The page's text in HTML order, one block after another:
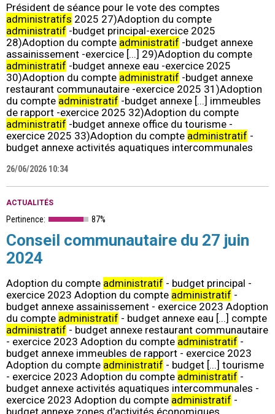
Président de séance pour le vote des comptes
administratifs 2025 27)Adoption du compte
administratif -budget principal-exercice 2025
28)Adoption du compte administratif -budget annexe
assainissement -exercice [...] 29)Adoption du compte
administratif -budget annexe eau -exercice 2025
30)Adoption du compte administratif -budget annexe
restaurant communautaire -exercice 2025 31)Adoption
du compte administratif -budget annexe [...] immeubles
de rapport -exercice 2025 32)Adoption du compte
administratif -budget annexe office du tourisme -
exercice 2025 33)Adoption du compte administratif -
budget annexe activités aquatiques intercommunales
26/06/2026 10:34
ACTUALITÉS
Pertinence: 87%
Conseil communautaire du 27 juin
2024
Adoption du compte administratif - budget principal -
exercice 2023 Adoption du compte administratif -
budget annexe assainissement - exercice 2023 Adoption
du compte administratif - budget annexe eau [...] compte
administratif - budget annexe restaurant communautaire
- exercice 2023 Adoption du compte administratif -
budget annexe immeubles de rapport - exercice 2023
Adoption du compte administratif - budget [...] tourisme
- exercice 2023 Adoption du compte administratif -
budget annexe activités aquatiques intercommunales -
exercice 2023 Adoption du compte administratif -
budget annexe zones d'activités économiques